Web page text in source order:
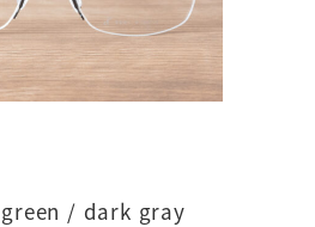
green / dark gray